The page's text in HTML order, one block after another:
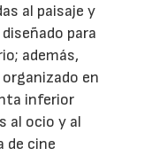
al paisaje y
para
además,
en
inferior
al ocio y al
de cine